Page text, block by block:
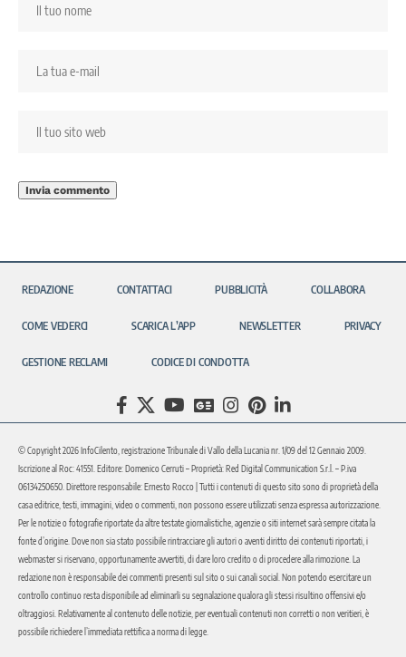
REDAZIONE CONTATTACI PUBBLICITÀ COLLABORA
COME VEDERCI SCARICA L’APP NEWSLETTER PRIVACY
GESTIONE RECLAMI CODICE DI CONDOTTA
© Copyright 2026 InfoCilento, registrazione Tribunale di Vallo della Lucania nr. 1/09 del 12 Gennaio 2009.
Iscrizione al Roc: 41551. Editore: Domenico Cerruti – Proprietà: Red Digital Communication S.r.l. – P.iva
06134250650. Direttore responsabile: Ernesto Rocco | Tutti i contenuti di questo sito sono di proprietà della
casa editrice, testi, immagini, video o commenti, non possono essere utilizzati senza espressa autorizzazione.
Per le notizie o fotografie riportate da altre testate giornalistiche, agenzie o siti internet sarà sempre citata la
fonte d’origine. Dove non sia stato possibile rintracciare gli autori o aventi diritto dei contenuti riportati, i
webmaster si riservano, opportunamente avvertiti, di dare loro credito o di procedere alla rimozione. La
redazione non è responsabile dei commenti presenti sul sito o sui canali social. Non potendo esercitare un
controllo continuo resta disponibile ad eliminarli su segnalazione qualora gli stessi risultino offensivi e/o
oltraggiosi. Relativamente al contenuto delle notizie, per eventuali contenuti non corretti o non veritieri, è
possibile richiedere l’immediata rettifica a norma di legge.